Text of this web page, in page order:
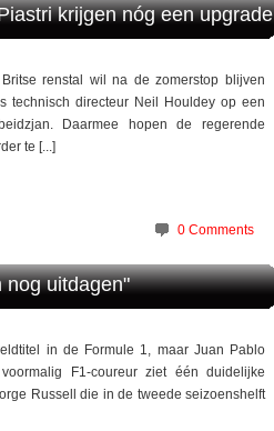
krijgen nóg een upgrade
renstal wil na de zomerstop blijven
technisch directeur Neil Houldey op een
Daarmee hopen de regerende
te [...]
0 Comments
nog uitdagen"
in de Formule 1, maar Juan Pablo
F1-coureur ziet één duidelijke
Russell die in de tweede seizoenshelft